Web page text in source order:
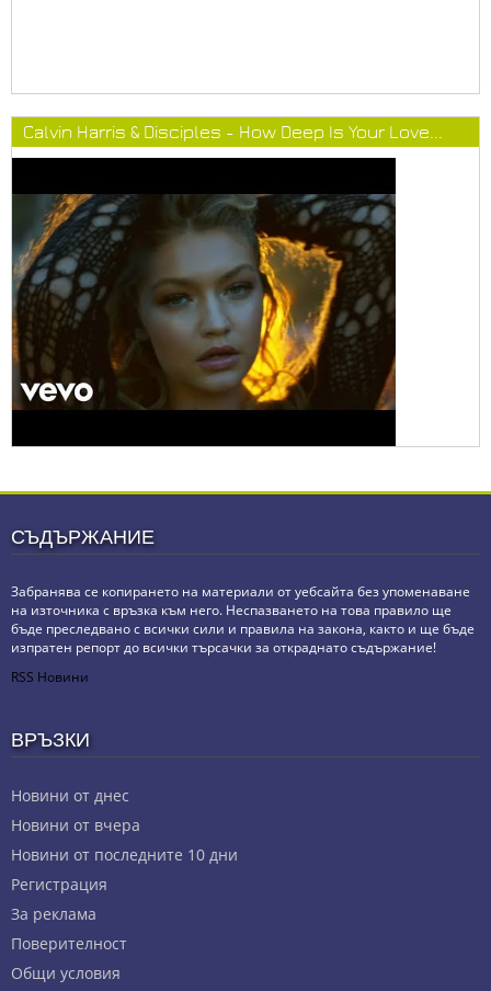
Calvin Harris & Disciples - How Deep Is Your Love...
СЪДЪРЖАНИЕ
Забранява се копирането на материали от уебсайта без упоменаване
на източника с връзка към него. Неспазването на това правило ще
бъде преследвано с всички сили и правила на закона, както и ще бъде
изпратен репорт до всички търсачки за откраднато съдържание!
RSS Новини
ВРЪЗКИ
Новини от днес
Новини от вчера
Новини от последните 10 дни
Регистрация
За реклама
Πoвepитeлнocт
Общи условия